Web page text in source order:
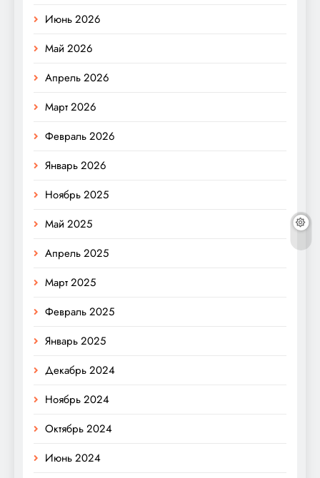
Июнь 2026
Май 2026
Апрель 2026
Март 2026
Февраль 2026
Январь 2026
Ноябрь 2025
Май 2025
Апрель 2025
Март 2025
Февраль 2025
Январь 2025
Декабрь 2024
Ноябрь 2024
Октябрь 2024
Июнь 2024